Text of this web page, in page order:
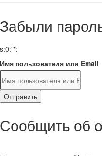
Забыли
s:0:"";
Имя пользователя или Email
Отправить
Сообщить об